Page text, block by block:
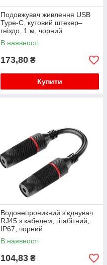
Подовжувач живлення USB
Type-C, кутовий штекер–
гніздо, 1 м, чорний
В наявності
173,80 ₴
Купити
Водонепроникний з'єднувач
RJ45 з кабелем, гігабітний,
IP67, чорний
В наявності
104,83 ₴